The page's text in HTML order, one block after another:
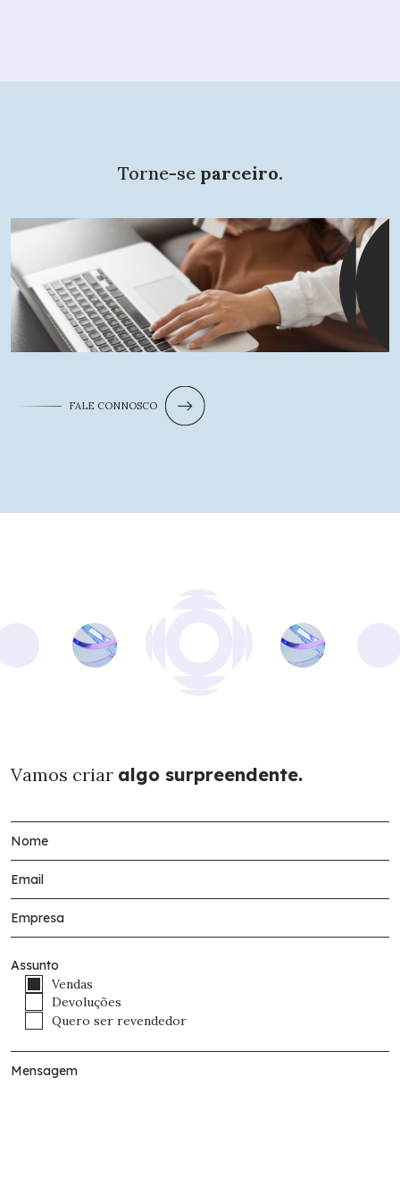
O queprocura?
Torne-se parceiro.
FALE CONNOSCO
Vamos criar algo surpreendente.
Assunto
Vendas
Devoluções
Quero ser revendedor